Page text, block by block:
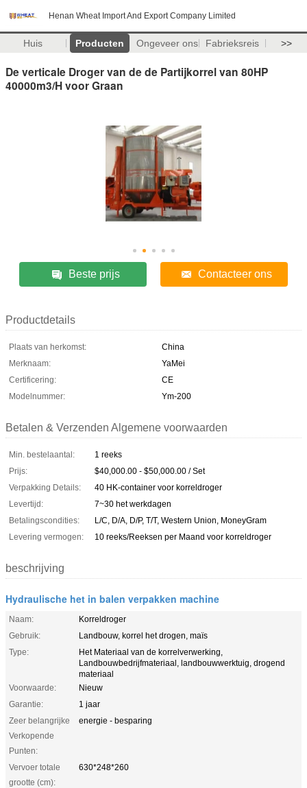
Henan Wheat Import And Export Company Limited
Huis Producten Ongeveer ons Fabrieksreis >>
De verticale Droger van de de Partijkorrel van 80HP
40000m3/H voor Graan
Beste prijs Contacteer ons
Productdetails
Plaats van herkomst:
China
Merknaam:
YaMei
Certificering:
CE
Modelnummer:
Ym-200
Betalen & Verzenden Algemene voorwaarden
Min. bestelaantal:
1 reeks
Prijs:
$40,000.00 - $50,000.00 / Set
Verpakking Details:
40 HK-container voor korreldroger
Levertijd:
7~30 het werkdagen
Betalingscondities:
L/C, D/A, D/P, T/T, Western Union, MoneyGram
Levering vermogen:
10 reeks/Reeksen per Maand voor korreldroger
beschrijving
Hydraulische het in balen verpakken machine
Naam:
Korreldroger
Gebruik:
Landbouw, korrel het drogen, maïs
Type:
Het Materiaal van de korrelverwerking,
Landbouwbedrijfmateriaal, landbouwwerktuig, drogend
materiaal
Voorwaarde:
Nieuw
Garantie:
1 jaar
Zeer belangrijke
Verkopende
Punten:
energie - besparing
Vervoer totale
grootte (cm):
630*248*260